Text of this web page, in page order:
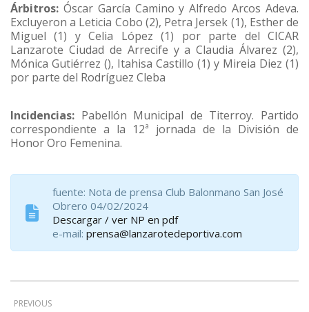
Árbitros: Óscar García Camino y Alfredo Arcos Adeva.
Excluyeron a Leticia Cobo (2), Petra Jersek (1), Esther de
Miguel (1) y Celia López (1) por parte del CICAR
Lanzarote Ciudad de Arrecife y a Claudia Álvarez (2),
Mónica Gutiérrez (), Itahisa Castillo (1) y Mireia Diez (1)
por parte del Rodríguez Cleba
Incidencias: Pabellón Municipal de Titerroy. Partido
correspondiente a la 12ª jornada de la División de
Honor Oro Femenina.
fuente: Nota de prensa Club Balonmano San José
Obrero 04/02/2024
Descargar / ver NP en pdf
e-mail: prensa@lanzarotedeportiva.com
PREVIOUS